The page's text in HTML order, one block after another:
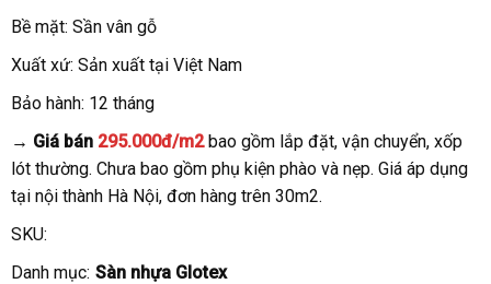
Bề mặt: Sần vân gỗ
Xuất xứ: Sản xuất tại Việt Nam
Bảo hành: 12 tháng
→ Giá bán 295.000đ/m2bao gồm lắp đặt, vận chuyển, xốp
lót thường. Chưa bao gồm phụ kiện phào và nẹp. Giá áp dụng
tại nội thành Hà Nội, đơn hàng trên 30m2.
SKU:
Danh mục: Sàn nhựa Glotex